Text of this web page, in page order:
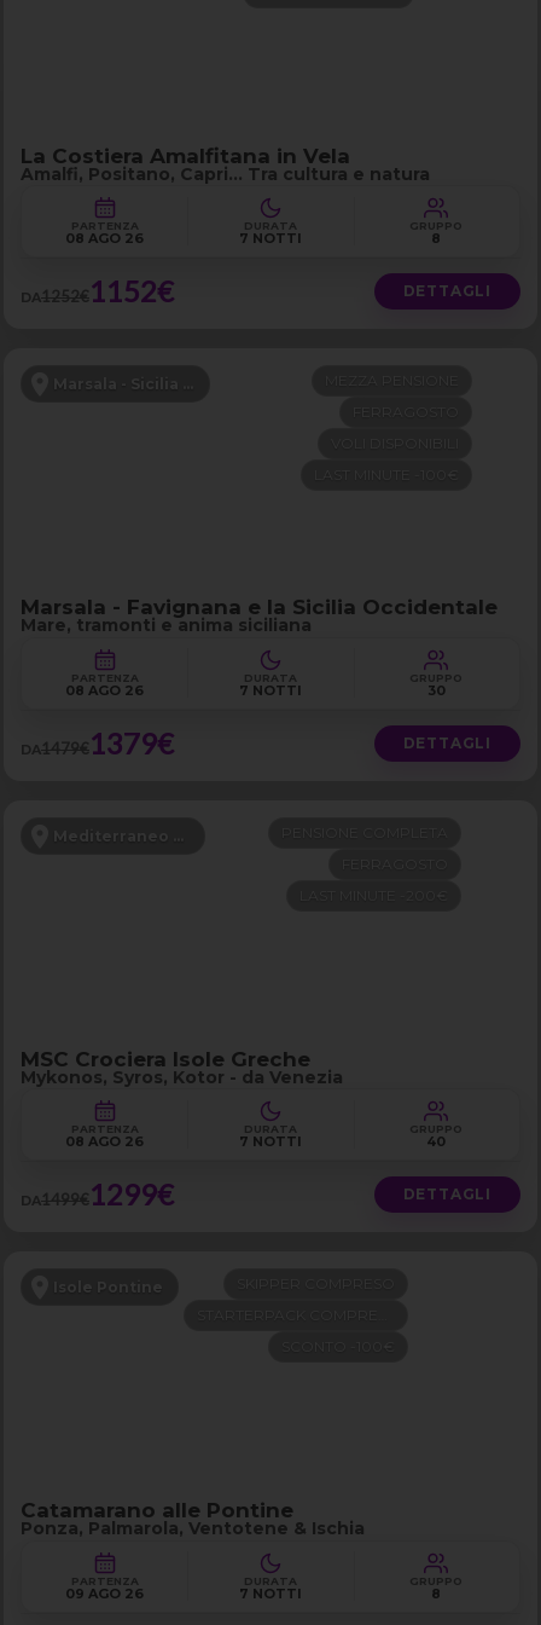
La Costiera Amalfitana in Vela
Amalfi, Positano, Capri… Tra cultura e natura
PARTENZA
08 AGO 26
DURATA
7 NOTTI
GRUPPO
8
DA1252€1152€ DETTAGLI
Marsala - Sicilia Occidentale
Marsala - Favignana e la Sicilia Occidentale
Mare, tramonti e anima siciliana
PARTENZA
08 AGO 26
DURATA
7 NOTTI
GRUPPO
30
DA1479€1379€ DETTAGLI
Mediterraneo Orientale
MSC Crociera Isole Greche
Mykonos, Syros, Kotor - da Venezia
PARTENZA
08 AGO 26
DURATA
7 NOTTI
GRUPPO
40
DA1499€1299€ DETTAGLI
Isole Pontine
Catamarano alle Pontine
Ponza, Palmarola, Ventotene & Ischia
PARTENZA
09 AGO 26
DURATA
7 NOTTI
GRUPPO
8